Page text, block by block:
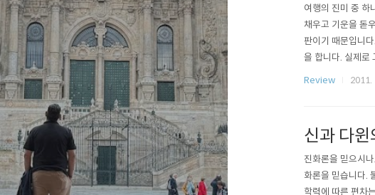
여행의 진미 중 하
채우고 기운을 돋
판이기 때문입니
을 합니다. 실제로
Review 2011.
신과 다윈
진화론을 믿으시
화론을 믿습니다.
학력에 따른 편차